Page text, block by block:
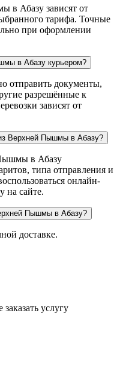
в Абазу зависят от
тарифа. Точные
при оформлении
в Абазу курьером?
документы,
разрешённые к
зависят от
Верхней Пышмы в Абазу?
в Абазу
типа отправления и
онлайн-
на сайте.
Пышмы в Абазу?
доставке.
услугу